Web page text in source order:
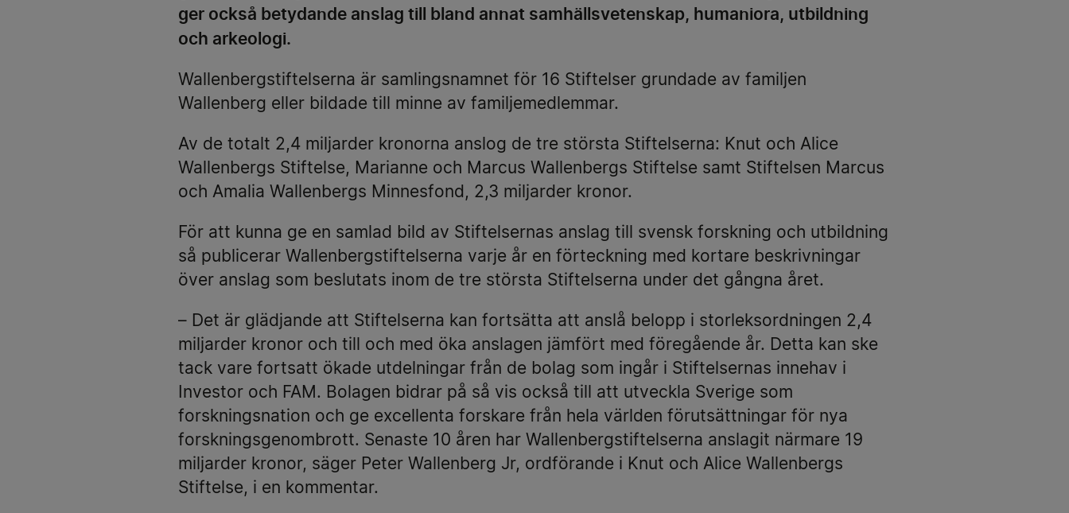
ger också betydande anslag till bland annat samhällsvetenskap, humaniora, utbildning
och arkeologi.
Wallenbergstiftelserna är samlingsnamnet för 16 Stiftelser grundade av familjen
Wallenberg eller bildade till minne av familjemedlemmar.
Av de totalt 2,4 miljarder kronorna anslog de tre största Stiftelserna: Knut och Alice
Wallenbergs Stiftelse, Marianne och Marcus Wallenbergs Stiftelse samt Stiftelsen Marcus
och Amalia Wallenbergs Minnesfond, 2,3 miljarder kronor.
För att kunna ge en samlad bild av Stiftelsernas anslag till svensk forskning och utbildning
så publicerar Wallenbergstiftelserna varje år en förteckning med kortare beskrivningar
över anslag som beslutats inom de tre största Stiftelserna under det gångna året.
– Det är glädjande att Stiftelserna kan fortsätta att anslå belopp i storleksordningen 2,4
miljarder kronor och till och med öka anslagen jämfört med föregående år. Detta kan ske
tack vare fortsatt ökade utdelningar från de bolag som ingår i Stiftelsernas innehav i
Investor och FAM. Bolagen bidrar på så vis också till att utveckla Sverige som
forskningsnation och ge excellenta forskare från hela världen förutsättningar för nya
forskningsgenombrott. Senaste 10 åren har Wallenbergstiftelserna anslagit närmare 19
miljarder kronor, säger Peter Wallenberg Jr, ordförande i Knut och Alice Wallenbergs
Stiftelse, i en kommentar.